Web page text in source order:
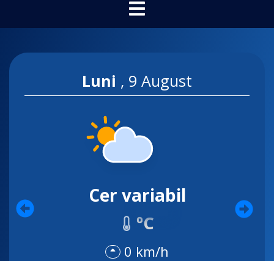
Luni , 9 August
Cer variabil
ºC
0 km/h